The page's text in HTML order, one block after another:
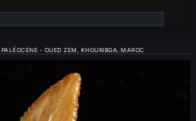
- OUED ZEM, KHOURIBGA, MAROC